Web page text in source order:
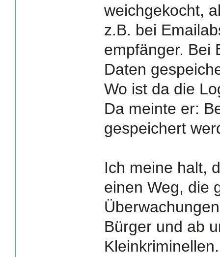
weichgekocht,
z.B. bei
empfänger. Bei
Daten
Wo ist da die
Da meinte er:
gespeichert
Ich meine halt,
einen Weg, die
Bürger und ab
Kleinkriminellen.